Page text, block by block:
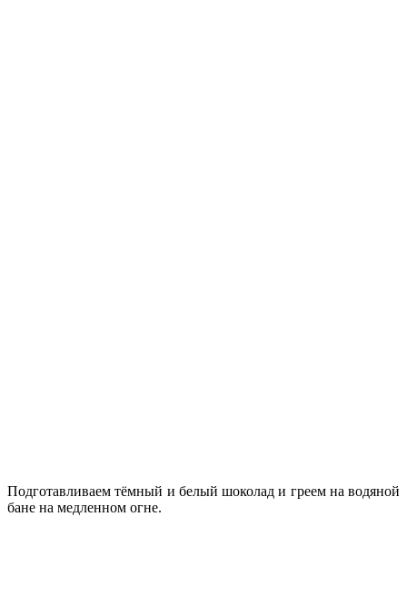
Подготавливаем тёмный и белый шоколад и греем на водяной
бане на медленном огне.